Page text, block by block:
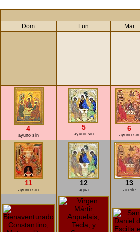
Dom Lun Mar
4
ayuno sin
5
ayuno sin
6
ayuno sin
11
ayuno sin
12
agua
13
aceite